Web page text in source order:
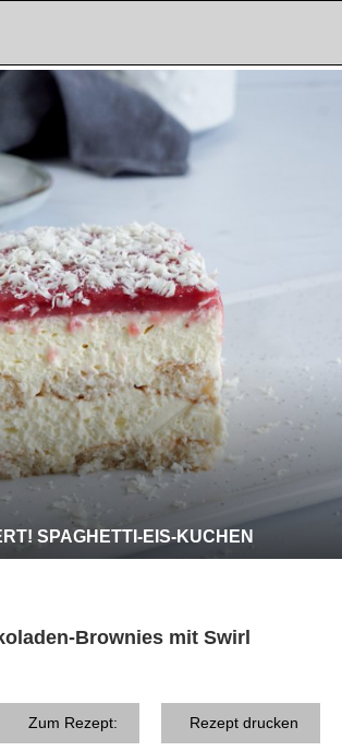
SPAGHETTI-EIS-KUCHEN
Brownies mit Swirl
Zum Rezept: Rezept drucken